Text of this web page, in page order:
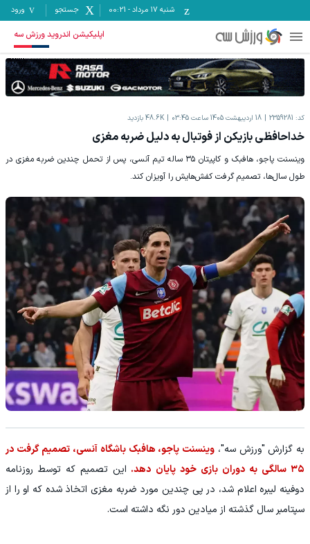
شنبه ۱۷ مرداد -
00:21 جستجو ورود
اپلیکیشن اندروید ورزش سه
کد: 2359281 18 اردیبهشت 1405 ساعت 03:45 48.6K بازدید
خداحافظی بازیکن از فوتبال به دلیل ضربه مغزی
وینسنت پاجو، هافبک و کاپیتان ۳۵ ساله تیم آنسی، پس از تحمل چندین ضربه مغزی در
طول سال‌ها، تصمیم گرفت کفش‌هایش را آویزان کند.
به گزارش "ورزش سه"، وینسنت پاجو، هافبک باشگاه آنسی، تصمیم گرفت در
۳۵ سالگی به دوران بازی خود پایان دهد.
این تصمیم که توسط روزنامه
دوفینه لیبره اعلام شد، در پی چندین مورد ضربه مغزی اتخاذ شده که او را از
سپتامبر سال گذشته از میادین دور نگه داشته است.